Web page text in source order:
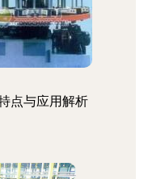
点与应用解析